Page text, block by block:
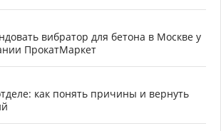
вибратор для бетона в Москве у
ПрокатМаркет
как понять причины и вернуть